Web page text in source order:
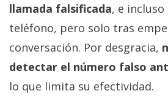
llamada falsificada, e
teléfono, pero solo tras
conversación. Por desgracia,
detectar el número falso
lo que limita su efectividad.